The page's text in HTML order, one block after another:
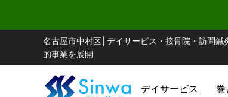
名古屋市中村区│デイサービス・接骨院・訪問
的事業を展開
デイサービス 巻